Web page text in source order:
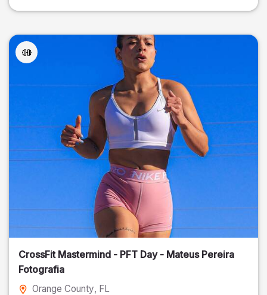
CrossFit Mastermind - PFT Day - Mateus Pereira
Fotografia
Orange County, FL